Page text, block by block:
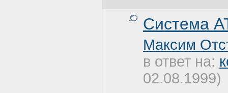
Система
Максим
в ответ на:
02.08.1999)